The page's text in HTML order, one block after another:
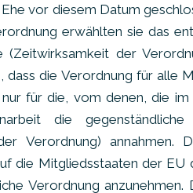
vor diesem Datum
erwählten sie das
(Zeitwirksamkeit der
dass die Verordnung für alle
für die, vom denen, die
die
Verordnung) annahmen.
die Mitgliedsstaaten der EU
Verordnung anzunehmen.